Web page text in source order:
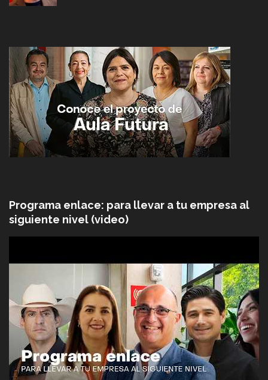
Programa enlace: para llevar a tu empresa al
siguiente nivel (video)